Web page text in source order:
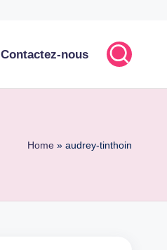
Contactez-nous
Home » audrey-tinthoin